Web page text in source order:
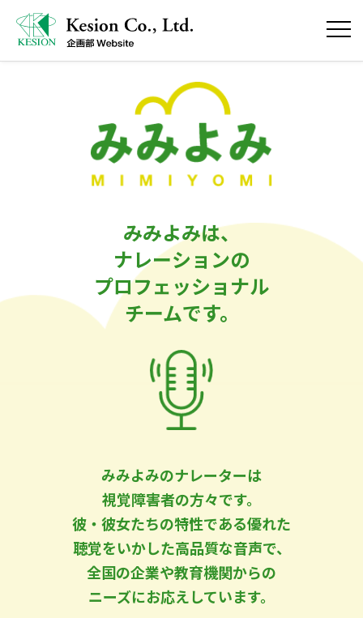
みみよみは、
ナレーションの
プロフェッショナル
チームです。
みみよみのナレーターは
視覚障害者の方々です。
彼・彼女たちの特性である優れた
聴覚をいかした高品質な音声で、
全国の企業や教育機関からの
ニーズにお応えしています。